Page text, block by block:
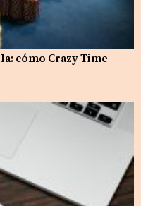
cómo Crazy Time